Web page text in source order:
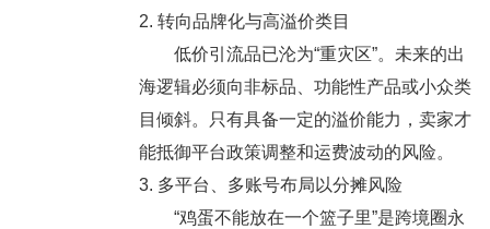
2. 转向品牌化与高溢价类目
低价引流品已沦为“重灾区”。未来的出
海逻辑必须向非标品、功能性产品或小众类
目倾斜。只有具备一定的溢价能力，卖家才
能抵御平台政策调整和运费波动的风险。
3. 多平台、多账号布局以分摊风险
“鸡蛋不能放在一个篮子里”是跨境圈永